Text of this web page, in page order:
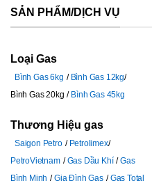
SẢN PHẨM/DỊCH VỤ
Loại Gas
Bình Gas 6kg
Bình Gas 12kg
Bình Gas 20kg
Bình Gas 45kg
Thương Hiệu gas
Saigon Petro
Petrolimex
PetroVietnam
Gas Dầu Khí
Gas
Bình Minh
Gia Đình Gas
Gas Total